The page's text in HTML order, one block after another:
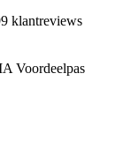
klantreviews
Voordeelpas